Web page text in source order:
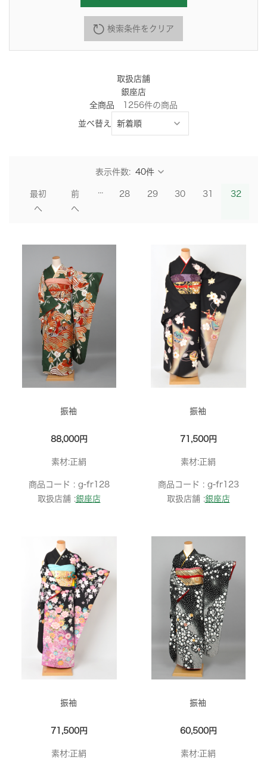
検索条件をクリア
取扱店舗
銀座店
全商品
1256件の商品
並べ替え
表示件数:
最初
へ
前
へ
... 28 29 30 31 32
振袖
88,000円
素材:正絹
商品コード : g-fr128
取扱店舗 :銀座店
振袖
71,500円
素材:正絹
商品コード : g-fr123
取扱店舗 :銀座店
振袖
71,500円
素材:正絹
振袖
60,500円
素材:正絹